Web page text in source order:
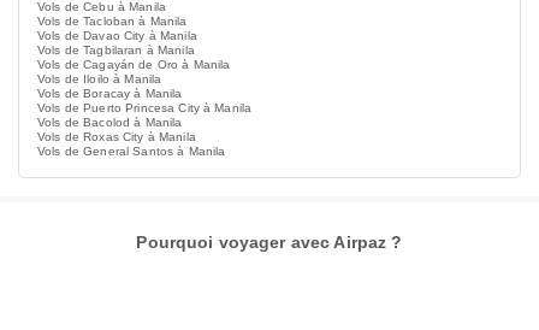
Vols de Cebu à Manila
Vols de Tacloban à Manila
Vols de Davao City à Manila
Vols de Tagbilaran à Manila
Vols de Cagayán de Oro à Manila
Vols de Iloilo à Manila
Vols de Boracay à Manila
Vols de Puerto Princesa City à Manila
Vols de Bacolod à Manila
Vols de Roxas City à Manila
Vols de General Santos à Manila
Pourquoi voyager avec Airpaz ?